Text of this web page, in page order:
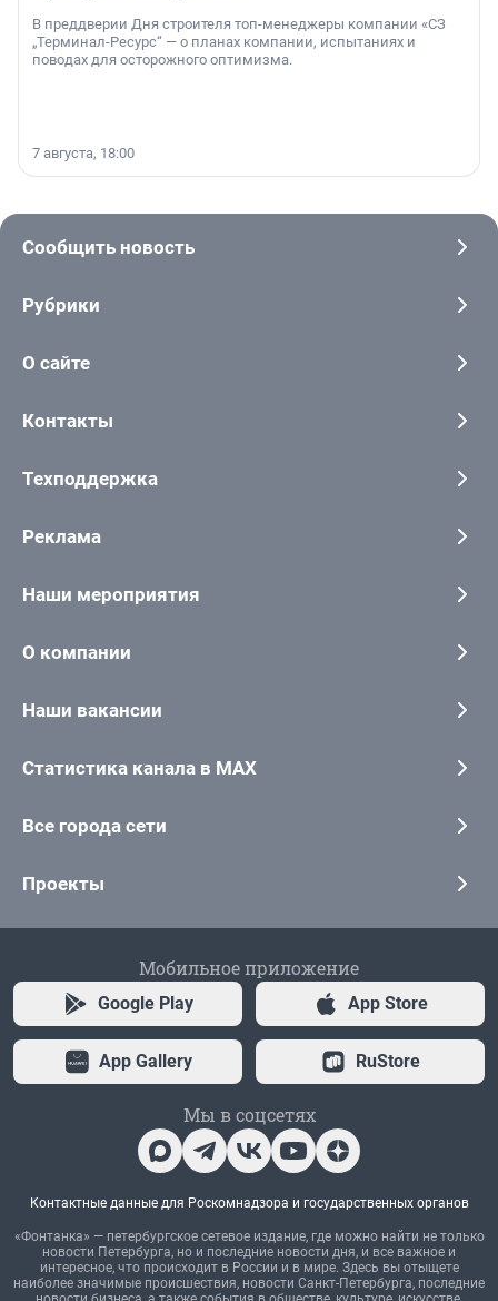
В преддверии Дня строителя топ-менеджеры компании «СЗ
„Терминал-Ресурс“ — о планах компании, испытаниях и
поводах для осторожного оптимизма.
7 августа, 18:00
Сообщить новость
Рубрики
О сайте
Контакты
Техподдержка
Реклама
Наши мероприятия
О компании
Наши вакансии
Статистика канала в MAX
Все города сети
Проекты
Мобильное приложение
Google Play App Store
App Gallery RuStore
Мы в соцсетях
Контактные данные для Роскомнадзора и государственных органов
«Фонтанка» — петербургское сетевое издание, где можно найти не только
новости Петербурга, но и последние новости дня, и все важное и
интересное, что происходит в России и в мире. Здесь вы отыщете
наиболее значимые происшествия, новости Санкт-Петербурга, последние